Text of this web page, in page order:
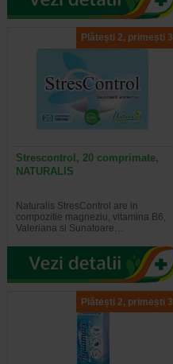
Plătești 2, primești 3
Strescontrol, 20 comprimate,
NATURALIS
Naturalis StresControl are in
compozitie magneziu, vitamina B6,
Valeriana si Sunatoare…
Plătești 2, primești 3